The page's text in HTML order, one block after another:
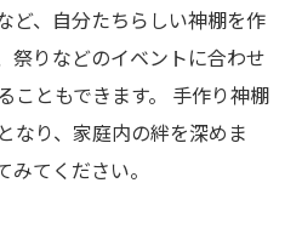
ど、自分たちらしい神棚を作
祭りなどのイベントに合わせ
こともできます。 手作り神棚
なり、家庭内の絆を深めま
てください。